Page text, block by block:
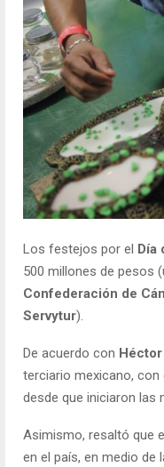
Los festejos por el Día
500 millones de pesos
Confederación de
Servytur).
De acuerdo con
terciario mexicano,
desde que iniciaron las
Asimismo, resaltó que
en el país, en medio de